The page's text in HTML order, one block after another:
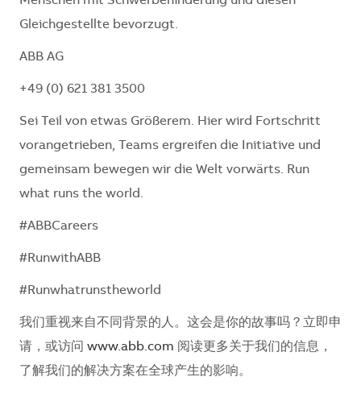
Gleichgestellte bevorzugt.
ABB AG
+49 (0) 621 381 3500
Sei Teil von etwas Größerem. Hier wird Fortschritt
vorangetrieben, Teams ergreifen die Initiative und
gemeinsam bewegen wir die Welt vorwärts. Run
what runs the world.
#ABBCareers
#RunwithABB
#Runwhatrunstheworld
我们重视来自不同背景的人。这会是你的故事吗？立即申
请，或访问 www.abb.com 阅读更多关于我们的信息，
了解我们的解决方案在全球产生的影响。